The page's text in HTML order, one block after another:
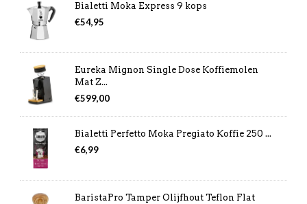
Bialetti Moka Express 9 kops
€54,95
Eureka Mignon Single Dose Koffiemolen
Mat Z...
€599,00
Bialetti Perfetto Moka Pregiato Koffie 250 ...
€6,99
BaristaPro Tamper Olijfhout Teflon Flat